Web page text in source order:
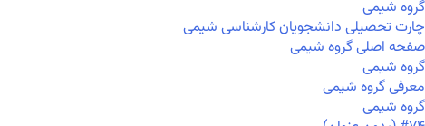
گروه شیمی
چارت تحصیلی دانشجویان کارشناسی شیمی
صفحه اصلی گروه شیمی
گروه شیمی
معرفی گروه شیمی
گروه شیمی